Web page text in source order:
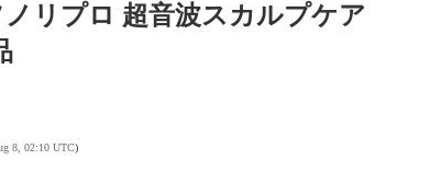
ノリプロ 超音波スカルプケア
8, 02:10 UTC)